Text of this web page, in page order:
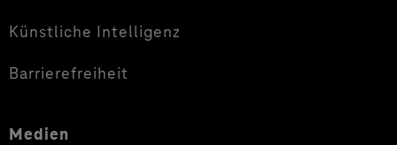
Künstliche Intelligenz
Barrierefreiheit
Medien